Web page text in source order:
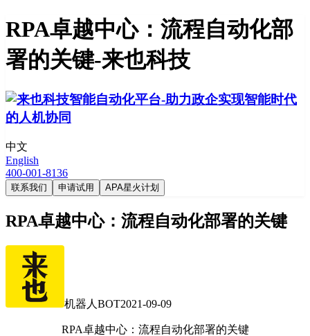
RPA卓越中心：流程自动化部
署的关键-来也科技
中文
English
400-001-8136
联系我们 申请试用 APA星火计划
RPA卓越中心：流程自动化部署的关键
机器人BOT2021-09-09
RPA卓越中心：流程自动化部署的关键